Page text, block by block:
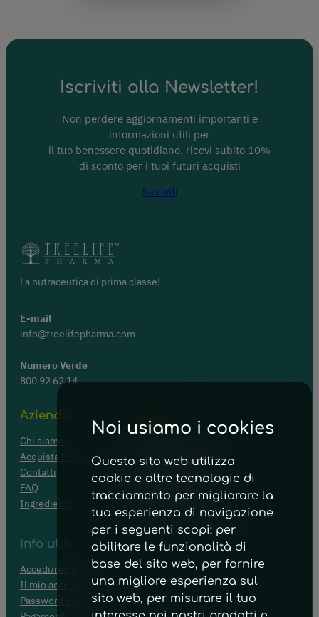
Noi usiamo i cookies
Questo sito web utilizza
cookie e altre tecnologie di
tracciamento per migliorare la
tua esperienza di navigazione
per i seguenti scopi: per
abilitare le funzionalità di
base del sito web, per fornire
una migliore esperienza sul
sito web, per misurare il tuo
Iscriviti alla Newsletter!
Non perdere aggiornamenti importanti e
informazioni utili per
il tuo benessere quotidiano, ricevi subito 10%
di sconto per i tuoi futuri acquisti
Iscriviti
La nutraceutica di prima classe!
E-mail
info@treelifepharma.com
Numero Verde
800 92 62 14
Azienda
Chi siamo
Acquista Prodotti
Contatti
FAQ
Ingredienti
Energia e Convalescenza
Apparato Digerente
Funzione Cardiaca e Visiva
Funzione Tiroidea
Dolori Ostearticolari ed Edemi
Info utili
Accedi/registrati
Il mio account
Password dimenticata